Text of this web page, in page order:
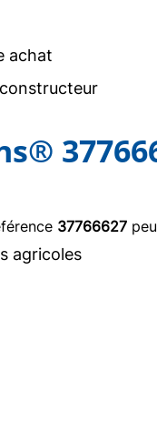
achat
37766627
agricoles